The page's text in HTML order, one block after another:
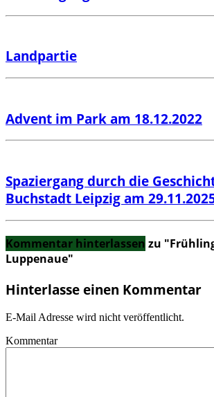
Landpartie
Advent im Park am 18.12.2022
Spaziergang durch die
Buchstadt Leipzig am
Kommentar hinterlassen zu
Luppenaue"
Hinterlasse einen Kommentar
E-Mail Adresse wird nicht veröffentlicht.
Kommentar